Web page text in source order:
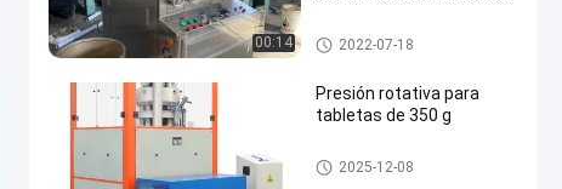
00:14
Máquina rotatoria de la prens
a de la tableta
2022-07-18
Presión rotativa para
tabletas de 350 g
Máquina rotatoria de la prens
a de la tableta
2025-12-08